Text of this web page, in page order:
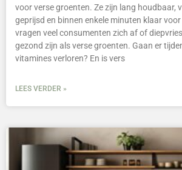
voor verse groenten. Ze zijn lang houdbaar,
geprijsd en binnen enkele minuten klaar
vragen veel consumenten zich af of
gezond zijn als verse groenten. Gaan er
vitamines verloren? En is vers
LEES VERDER »